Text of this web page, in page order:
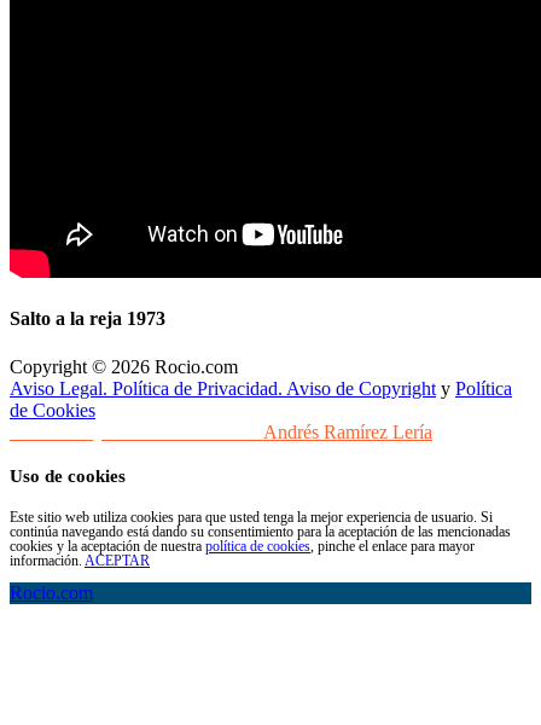
Salto a la reja 1973
Copyright © 2026 Rocio.com
Aviso Legal. Política de Privacidad. Aviso de Copyright y Política
de Cookies
Andrés Ramírez Lería
Uso de cookies
Este sitio web utiliza cookies para que usted tenga la mejor experiencia de usuario. Si
continúa navegando está dando su consentimiento para la aceptación de las mencionadas
cookies y la aceptación de nuestra política de cookies , pinche el enlace para mayor
información. ACEPTAR
Rocio.com